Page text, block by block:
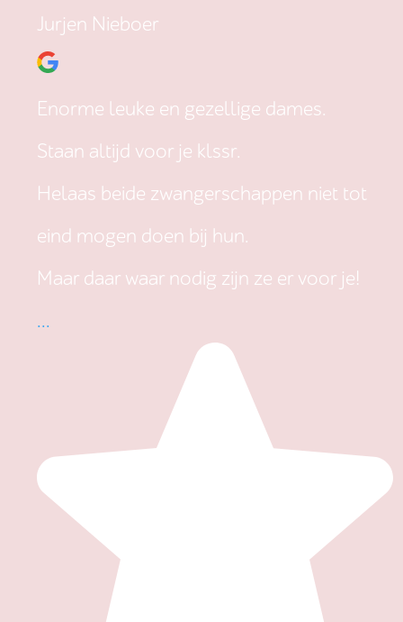
Jurjen Nieboer
Enorme leuke en gezellige dames.
Staan altijd voor je klssr.
Helaas beide zwangerschappen niet tot
eind mogen doen bij hun.
Maar daar waar nodig zijn ze er voor je!
...